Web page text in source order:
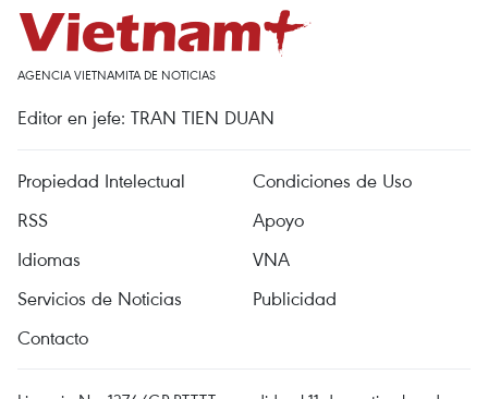
AGENCIA VIETNAMITA DE NOTICIAS
Editor en jefe: TRAN TIEN DUAN
Propiedad Intelectual
Condiciones de Uso
RSS
Apoyo
Idiomas
VNA
Servicios de Noticias
Publicidad
Contacto